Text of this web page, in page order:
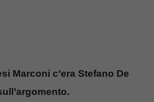
Marconi c’era Stefano De